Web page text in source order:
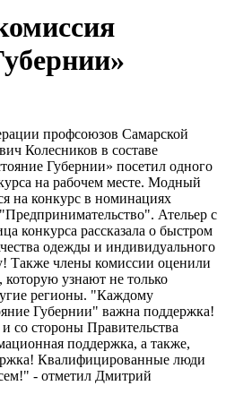
профсоюзов Самарской
Колесников в составе
Губернии» посетил одного
на рабочем месте. Модный
на конкурс в номинациях
Ательер с
конкурса рассказала о быстром
одежды и индивидуального
Также члены комиссии оценили
которую узнают не только
регионы. "Каждому
Губернии" важна поддержка!
со стороны Правительства
поддержка, а также,
Квалифицированные люди
- отметил Дмитрий